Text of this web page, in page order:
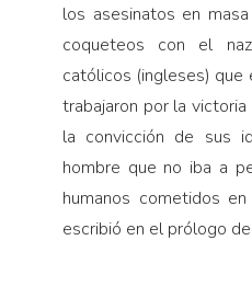
los asesinatos en
coqueteos con el
católicos (ingleses) que
trabajaron por la
la convicción de sus
hombre que no iba a
humanos cometidos
escribió en el prólogo de